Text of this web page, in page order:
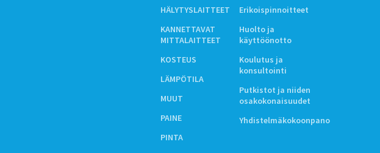
HÄLYTYSLAITTEET
KANNETTAVAT
MITTALAITTEET
KOSTEUS
LÄMPÖTILA
MUUT
PAINE
PINTA
Erikoispinnoitteet
Huolto ja
käyttöönotto
Koulutus ja
konsultointi
Putkistot ja niiden
osakokonaisuudet
Yhdistelmäkokoonpano